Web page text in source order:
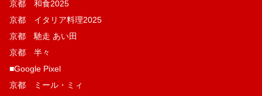
京都 和食2025
京都 イタリア料理2025
京都 馳走 あい田
京都 半々
■Google Pixel
京都 ミール・ミィ